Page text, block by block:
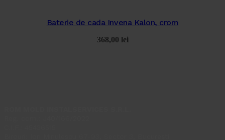
Baterie de cada Invena Kalon, crom
368,00 lei